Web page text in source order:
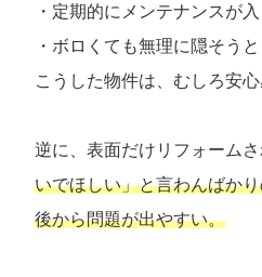
・定期的にメンテナンスが
・ボロくても無理に隠そう
こうした物件は、むしろ安心
逆に、表面だけリフォームさ
いでほしい」と言わんばか
後から問題が出やすい。